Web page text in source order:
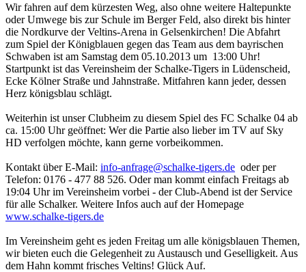
Wir fahren auf dem kürzesten Weg, also ohne weitere Haltepunkte
oder Umwege bis zur Schule im Berger Feld, also direkt bis hinter
die Nordkurve der Veltins-Arena in Gelsenkirchen! Die Abfahrt
zum Spiel der Königblauen gegen das Team aus dem bayrischen
Schwaben ist am Samstag dem 05.10.2013 um 13:00 Uhr!
Startpunkt ist das Vereinsheim der Schalke-Tigers in Lüdenscheid,
Ecke Kölner Straße und Jahnstraße. Mitfahren kann jeder, dessen
Herz königsblau schlägt.
Weiterhin ist unser Clubheim zu diesem Spiel des FC Schalke 04 ab
ca. 15:00 Uhr geöffnet: Wer die Partie also lieber im TV auf Sky
HD verfolgen möchte, kann gerne vorbeikommen.
Kontakt über E-Mail: info-anfrage@schalke-tigers.de oder per
Telefon: 0176 - 477 88 526. Oder man kommt einfach Freitags ab
19:04 Uhr im Vereinsheim vorbei - der Club-Abend ist der Service
für alle Schalker. Weitere Infos auch auf der Homepage
www.schalke-tigers.de
Im Vereinsheim geht es jeden Freitag um alle königsblauen Themen,
wir bieten euch die Gelegenheit zu Austausch und Geselligkeit. Aus
dem Hahn kommt frisches Veltins! Glück Auf.